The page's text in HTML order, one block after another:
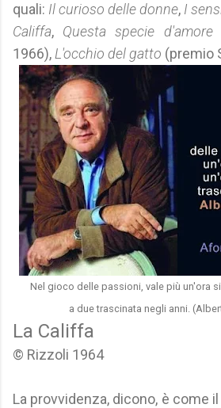
quali: Il curioso delle donne, I
Califfa, Questa specie d'amore
1966), L'occhio del gatto (premio
Nel gioco delle passioni, vale più un'ora
a due trascinata negli anni.
La Califfa
© Rizzoli 1964
La provvidenza, dicono, è come